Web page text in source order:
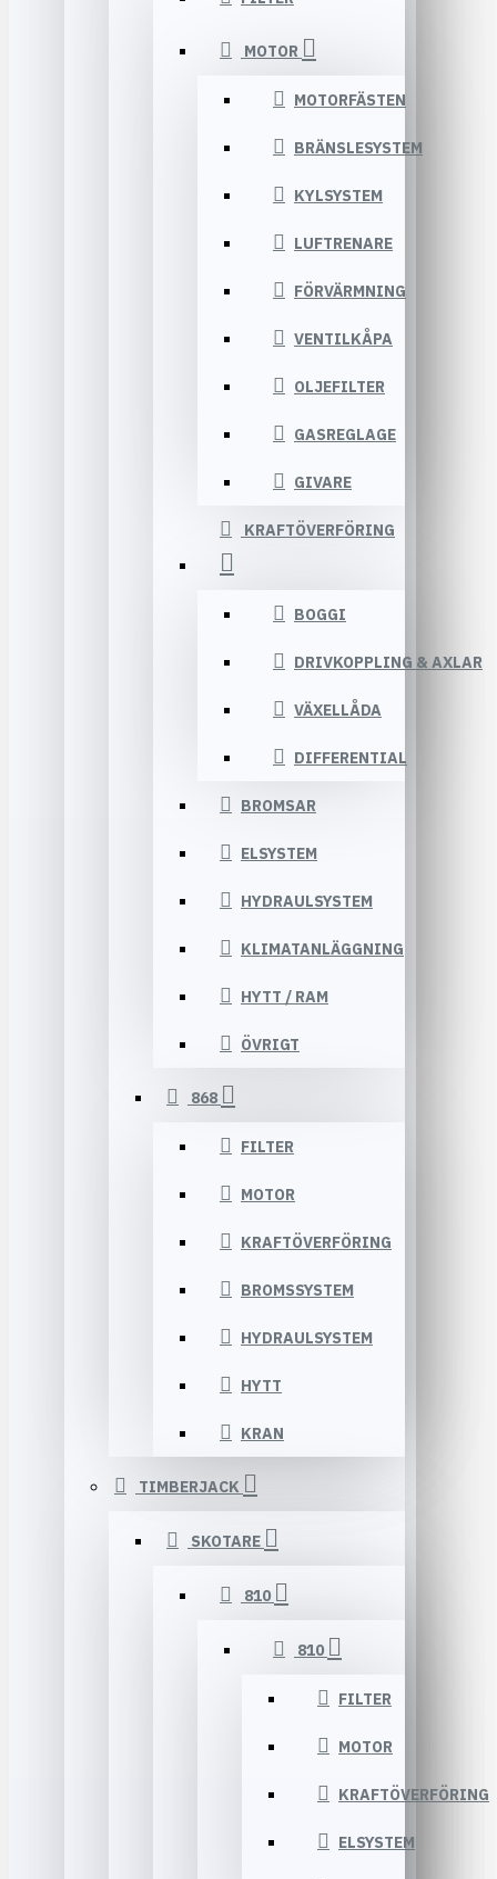
MOTOR
MOTORFÄSTEN
BRÄNSLESYSTEM
KYLSYSTEM
LUFTRENARE
FÖRVÄRMNING
VENTILKÅPA
OLJEFILTER
GASREGLAGE
GIVARE
KRAFTÖVERFÖRING
BOGGI
DRIVKOPPLING & AXLAR
VÄXELLÅDA
DIFFERENTIAL
BROMSAR
ELSYSTEM
HYDRAULSYSTEM
KLIMATANLÄGGNING
HYTT / RAM
ÖVRIGT
868
FILTER
MOTOR
KRAFTÖVERFÖRING
BROMSSYSTEM
HYDRAULSYSTEM
HYTT
KRAN
TIMBERJACK
SKOTARE
810
810
FILTER
MOTOR
KRAFTÖVERFÖRING
ELSYSTEM